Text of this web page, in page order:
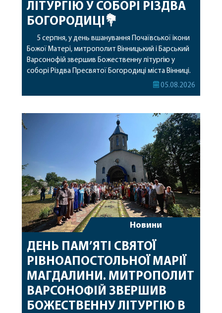
ЛІТУРГІЮ У СОБОРІ РІЗДВА
БОГОРОДИЦІ💐
5 серпня, у день вшанування Почаївської ікони
Божої Матері, митрополит Вінницький і Барський
Варсонофій звершив Божественну літургію у
соборі Різдва Пресвятої Богородиці міста Вінниці.
Його Високопреосвященству співслужили
священному сані. Під час богослужіння підносилися
особливі молитви за мир в Україні, за воїнів, які
05.08.2026
Новини
ДЕНЬ ПАМ’ЯТІ СВЯТОЇ
РІВНОАПОСТОЛЬНОЇ МАРІЇ
МАГДАЛИНИ. МИТРОПОЛИТ
ВАРСОНОФІЙ ЗВЕРШИВ
БОЖЕСТВЕННУ ЛІТУРГІЮ В